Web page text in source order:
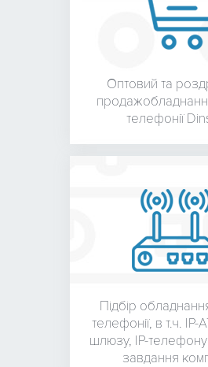
Оптовий та
продаж
телефонії
Підбір
телефонії, в т.ч. IP-
шлюзу, IP-телефону
завдання